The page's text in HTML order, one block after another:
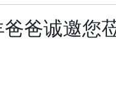
爸爸诚邀您